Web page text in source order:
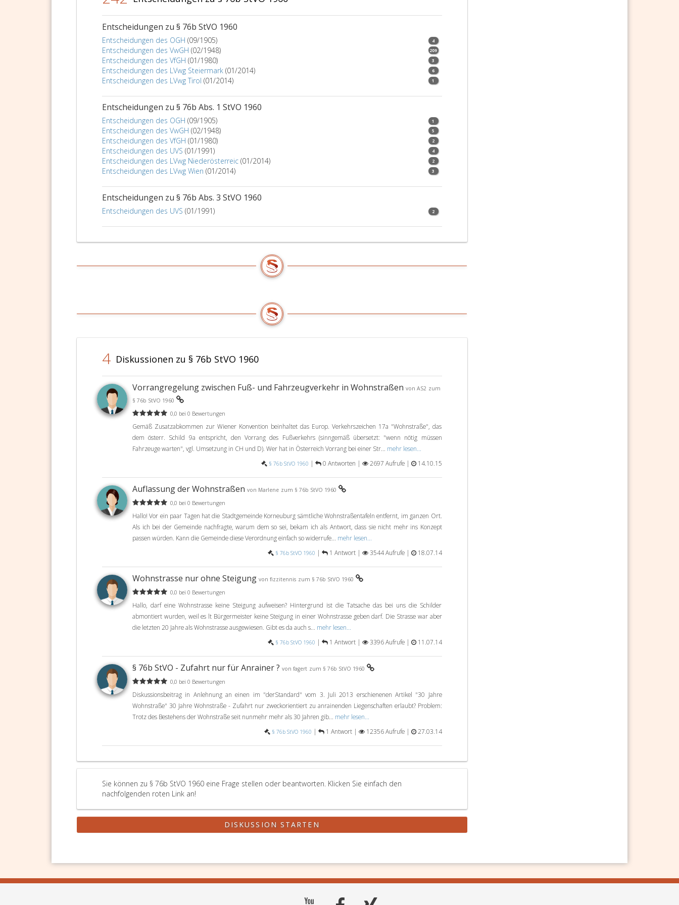
Entscheidungen zu § 76b StVO 1960
Entscheidungen des OGH (09/1905) 4
Entscheidungen des VwGH (02/1948) 209
Entscheidungen des VfGH (01/1980) 3
Entscheidungen des LVwg Steiermark (01/2014) 6
Entscheidungen des LVwg Tirol (01/2014) 1
Entscheidungen zu § 76b Abs. 1 StVO 1960
Entscheidungen des OGH (09/1905) 1
Entscheidungen des VwGH (02/1948) 5
Entscheidungen des VfGH (01/1980) 2
Entscheidungen des UVS (01/1991) 4
Entscheidungen des LVwg Niederösterreic (01/2014) 2
Entscheidungen des LVwg Wien (01/2014) 3
Entscheidungen zu § 76b Abs. 3 StVO 1960
Entscheidungen des UVS (01/1991) 2
4 Diskussionen zu § 76b StVO 1960
Vorrangregelung zwischen Fuß- und Fahrzeugverkehr in Wohnstraßen von AS2 zum
§ 76b StVO 1960
0,0 bei 0 Bewertungen
Gemäß Zusatzabkommen zur Wiener Konvention beinhaltet das Europ. Verkehrszeichen 17a "Wohnstraße", das
dem österr. Schild 9a entspricht, den Vorrang des Fußverkehrs (sinngemäß übersetzt: "wenn nötig müssen
Fahrzeuge warten", vgl. Umsetzung in CH und D). Wer hat in Österreich Vorrang bei einer Str... mehr lesen...
§ 76b StVO 1960 | 0 Antworten | 2697 Aufrufe | 14.10.15
Auflassung der Wohnstraßen von Marlene zum § 76b StVO 1960
0,0 bei 0 Bewertungen
Hallo! Vor ein paar Tagen hat die Stadtgemeinde Korneuburg sämtliche Wohnstraßentafeln entfernt, im ganzen Ort.
Als ich bei der Gemeinde nachfragte, warum dem so sei, bekam ich als Antwort, dass sie nicht mehr ins Konzept
passen würden. Kann die Gemeinde diese Verordnung einfach so widerrufe... mehr lesen...
§ 76b StVO 1960 | 1 Antwort | 3544 Aufrufe | 18.07.14
Wohnstrasse nur ohne Steigung von fizzitennis zum § 76b StVO 1960
0,0 bei 0 Bewertungen
Hallo, darf eine Wohnstrasse keine Steigung aufweisen? Hintergrund ist die Tatsache das bei uns die Schilder
abmontiert wurden, weil es lt Bürgermeister keine Steigung in einer Wohnstrasse geben darf. Die Strasse war aber
die letzten 20 Jahre als Wohnstrasse ausgewiesen. Gibt es da auch s... mehr lesen...
§ 76b StVO 1960 | 1 Antwort | 3396 Aufrufe | 11.07.14
§ 76b StVO - Zufahrt nur für Anrainer ? von fagert zum § 76b StVO 1960
0,0 bei 0 Bewertungen
Diskussionsbeitrag in Anlehnung an einen im "derStandard" vom 3. Juli 2013 erschienenen Artikel "30 Jahre
Wohnstraße" 30 Jahre Wohnstraße - Zufahrt nur zweckorientiert zu anrainenden Liegenschaften erlaubt? Problem:
Trotz des Bestehens der Wohnstraße seit nunmehr mehr als 30 Jahren gib... mehr lesen...
§ 76b StVO 1960 | 1 Antwort | 12356 Aufrufe | 27.03.14
Sie können zu § 76b StVO 1960 eine Frage stellen oder beantworten. Klicken Sie einfach den
nachfolgenden roten Link an!
DISKUSSION STARTEN